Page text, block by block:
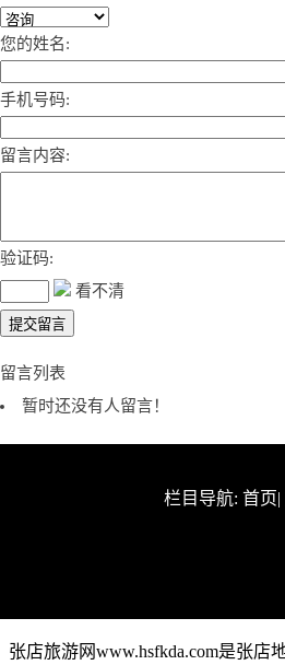
您的姓名:
手机号码:
留言内容:
验证码:
看不清
留言列表
暂时还没有人留言！
栏目导航: 首页|
张店旅游网www.hsfkda.com是张